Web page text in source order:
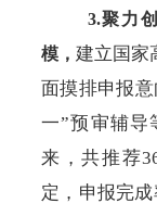
3.聚力
模， 建立国家
面摸排申报
一”预审辅导
来，共推荐
定，申报完